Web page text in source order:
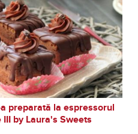
preparată la espressorul
by Laura's Sweets